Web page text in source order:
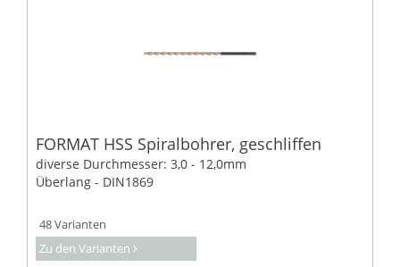
FORMAT HSS Spiralbohrer, geschliffen
diverse Durchmesser: 3,0 - 12,0mm
Überlang - DIN1869
48 Varianten
Zu den Varianten